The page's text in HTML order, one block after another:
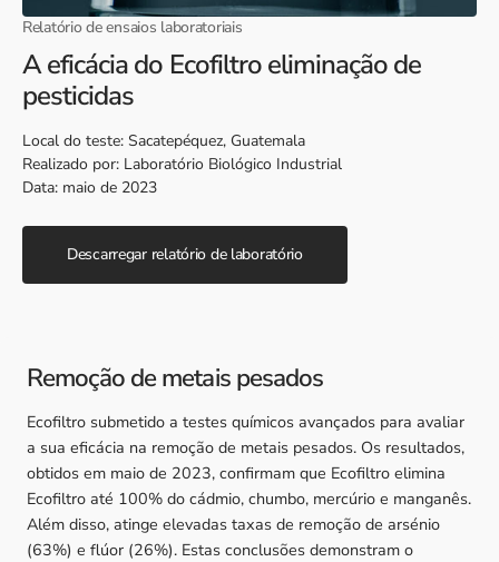
Relatório de ensaios laboratoriais
A eficácia do Ecofiltro eliminação de
pesticidas
Local do teste: Sacatepéquez, Guatemala
Realizado por: Laboratório Biológico Industrial
Data: maio de 2023
Descarregar relatório de laboratório
Remoção de metais pesados
Ecofiltro submetido a testes químicos avançados para avaliar
a sua eficácia na remoção de metais pesados. Os resultados,
obtidos em maio de 2023, confirmam que Ecofiltro elimina
Ecofiltro até 100% do cádmio, chumbo, mercúrio e manganês.
Além disso, atinge elevadas taxas de remoção de arsénio
(63%) e flúor (26%). Estas conclusões demonstram o